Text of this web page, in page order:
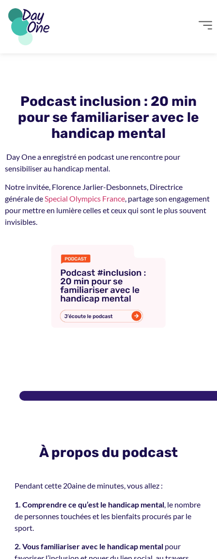
Podcast inclusion : 20 min
pour se familiariser avec le
handicap mental
Day One a enregistré en podcast une rencontre pour
sensibiliser au handicap mental.
Notre invitée, Florence Jarlier-Desbonnets, Directrice
générale deSpecial Olympics France, partage son engagement
pour mettre en lumière celles et ceux qui sont le plus souvent
invisibles.
À propos du podcast
Pendant cette 20aine de minutes, vous allez :
1. Comprendre ce qu’est le handicap mental , le nombre
de personnes touchées et les bienfaits procurés par le
sport.
2. Vous familiariser avec le handicap mental pour